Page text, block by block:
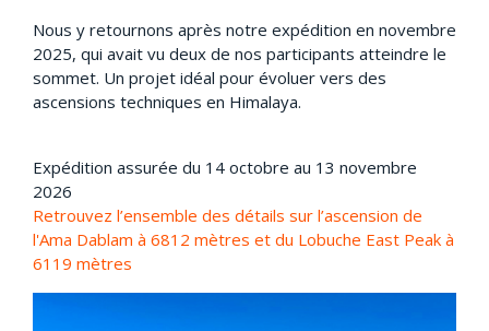
Nous y retournons après notre expédition en novembre
2025, qui avait vu deux de nos participants atteindre le
sommet. Un projet idéal pour évoluer vers des
ascensions techniques en Himalaya.
Expédition assurée du 14 octobre au 13 novembre
2026
Retrouvez l’ensemble des détails sur l’ascension de
l'Ama Dablam à 6812 mètres et du Lobuche East Peak à
6119 mètres